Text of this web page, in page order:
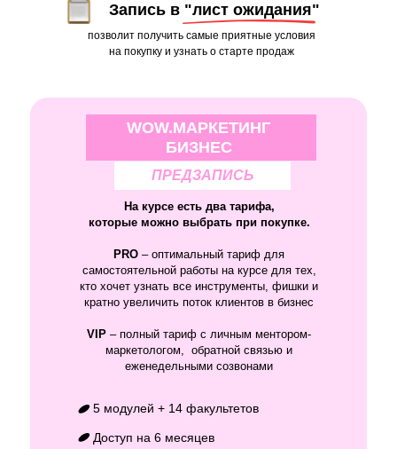
Запись в "лист ожидания"
позволит получить самые приятные условия
на покупку и узнать о старте продаж
WOW.МАРКЕТИНГ
БИЗНЕС
ПРЕДЗАПИСЬ
На курсе есть два тарифа,
которые можно выбрать при покупке.
PRO – оптимальный тариф для
самостоятельной работы на курсе для тех,
кто хочет узнать все инструменты, фишки и
кратно увеличить поток клиентов в бизнес
VIP – полный тариф с личным ментором-
маркетологом, обратной связью и
еженедельными созвонами
5 модулей + 14 факультетов
Доступ на 6 месяцев